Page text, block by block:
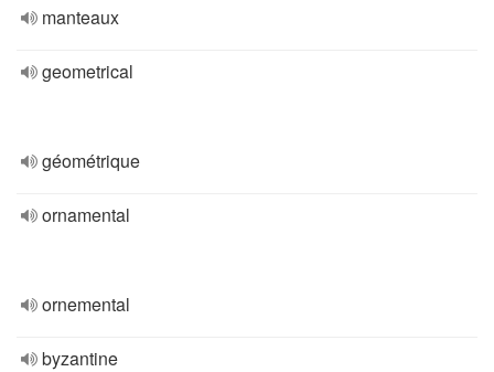
manteaux
geometrical
géométrique
ornamental
ornemental
byzantine